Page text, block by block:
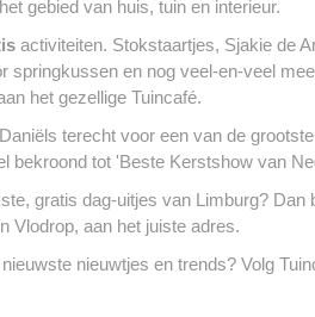
gebied van huis, tuin en interieur.
activiteiten. Stokstaartjes, Sjakie de
springkussen en nog veel-en-veel
het gezellige Tuincafé.
terecht voor een van de
bekroond tot 'Beste Kerstshow van
gratis dag-uitjes van Limburg? Dan
Vlodrop, aan het juiste adres.
nieuwtjes en trends? Volg